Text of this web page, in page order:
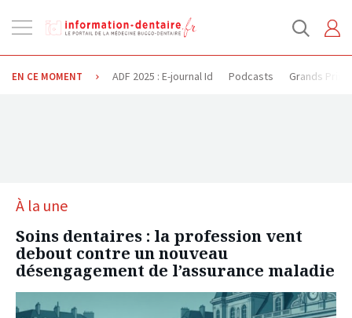
la
EN CE MOMENT ADF 2025 : E-journal Id Podcasts Grands Prix
À la une
Soins dentaires : la profession vent
debout contre un nouveau
désengagement de l’assurance maladie